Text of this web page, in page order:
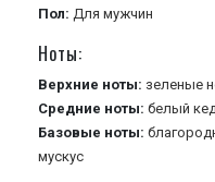
Пол: Для мужчин
Ноты:
Верхние ноты: зеленые
Средние ноты: белый
Базовые ноты:
мускус